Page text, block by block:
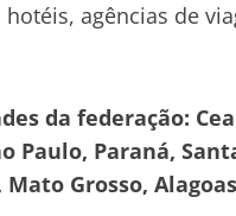
agências de
da federação:
Paulo, Paraná,
Grosso,